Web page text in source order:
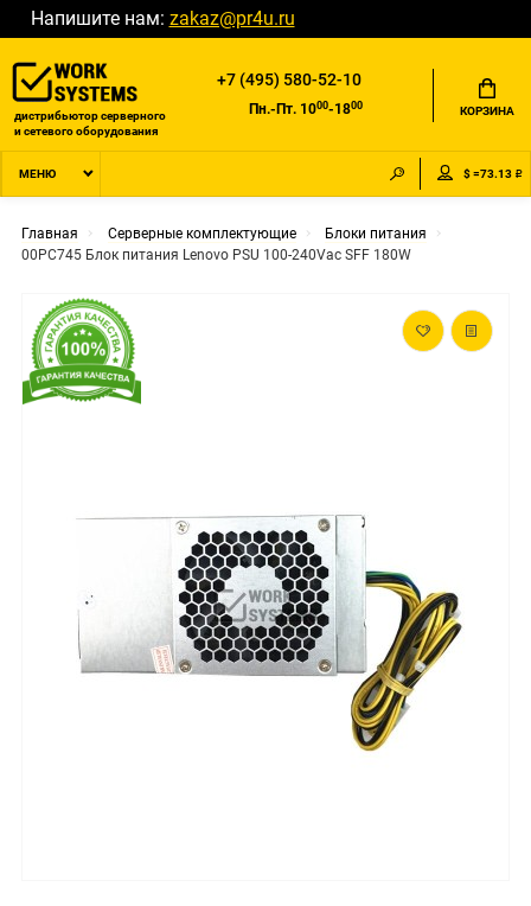
Напишите нам: zakaz@pr4u.ru
дистрибьютор серверного
и сетевого оборудования
+7 (495) 580-52-10
Пн.-Пт. 1000-1800 КОРЗИНА
МЕНЮ $ =73.13 ₽
Главная Серверные комплектующие
Блоки питания
00PC745 Блок питания Lenovo PSU 100-240Vac SFF 180W